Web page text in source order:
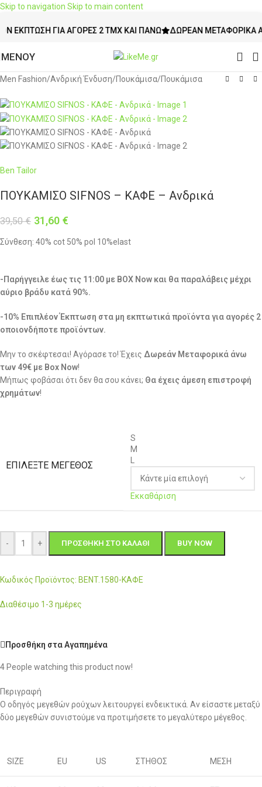
Skip to navigation Skip to main content
ΓΙΑ ΑΓΟΡΈΣ 2 ΤΜΧ ΚΑΙ ΠΆΝΩ ΔΩΡΕΆΝ ΜΕΤΑΦΟΡΙΚΆ ΆΝΩ
ΜΕΝΟΥ
Men Fashion/Ανδρική Ένδυση/Πουκάμισα/Πουκάμισα
-20%
Ben Tailor
ΠΟΥΚΑΜΙΣΟ SIFNOS – ΚΑΦΕ – Ανδρικά
39,50€ 31,60 €
Σύνθεση: 40% cot 50% pol 10%elast
-Παρήγγειλε έως τις 11:00 με BOX Now και θα παραλάβεις μέχρι
αύριο βράδυ κατά 90%.
-10% Επιπλέον Έκπτωση στα μη εκπτωτικά προϊόντα για αγορές 2
οποιονδήποτε προϊόντων.
Μην το σκέφτεσαι! Αγόρασε το! Έχεις Δωρεάν Μεταφορικά άνω
των 49€ με Box Now!
Μήπως φοβάσαι ότι δεν θα σου κάνει; Θα έχεις άμεση επιστροφή
χρημάτων!
ΕΠΙΛΈΞΤΕ ΜΈΓΕΘΟΣ
S
M
Εκκαθάριση
- + ΠΡΟΣΘΉΚΗ ΣΤΟ ΚΑΛΆΘΙ BUY NOW
Κωδικός Προϊόντος: BENT.1580-ΚΑΦΕ
Διαθέσιμο 1-3 ημέρες
Προσθήκη στα Αγαπημένα
4 People watching this product now!
Περιγραφή
Ο οδηγός μεγεθών ρούχων λειτουργεί ενδεικτικά. Αν είσαστε μεταξύ
δύο μεγεθών συνιστούμε να προτιμήσετε το μεγαλύτερο μέγεθος.
SIZE EU US ΣΤΗΘΟΣ ΜΕΣΗ